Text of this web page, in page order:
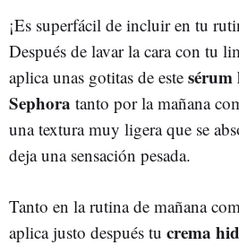
¡Es superfácil de incluir en tu
Después de lavar la cara con tu
aplica unas gotitas de este
Sephora tanto por la mañana
una textura muy ligera que se
deja una sensación pesada.
Tanto en la rutina de mañana
aplica justo después tu crema